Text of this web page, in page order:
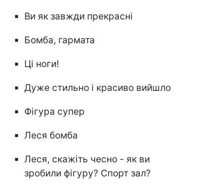
Ви як завжди прекрасні
Бомба, гармата
Ці ноги!
Дуже стильно і красиво вийшло
Фігура супер
Леся бомба
Леся, скажіть чесно - як ви
зробили фігуру? Спорт зал?